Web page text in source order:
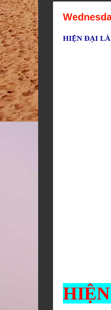
HIỆN ĐẠI